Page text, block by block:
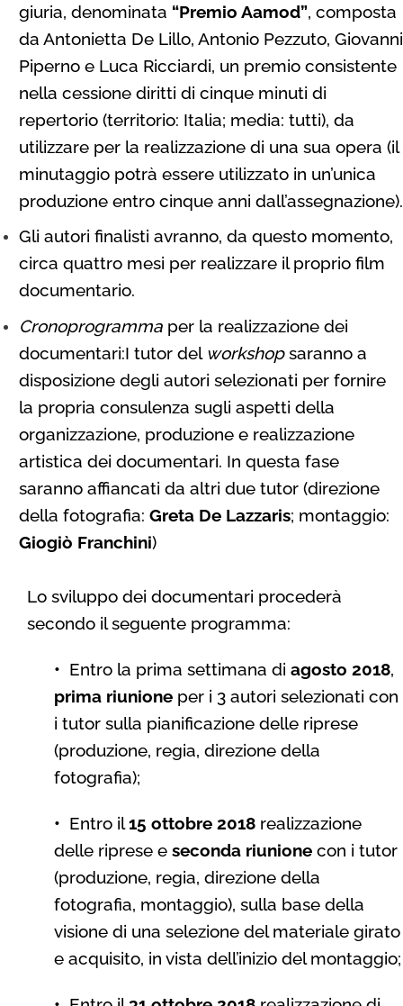
giuria, denominata “Premio Aamod”, composta
da Antonietta De Lillo, Antonio Pezzuto, Giovanni
Piperno e Luca Ricciardi, un premio consistente
nella cessione diritti di cinque minuti di
repertorio (territorio: Italia; media: tutti), da
utilizzare per la realizzazione di una sua opera (il
minutaggio potrà essere utilizzato in un’unica
produzione entro cinque anni dall’assegnazione).
Gli autori finalisti avranno, da questo momento,
circa quattro mesi per realizzare il proprio film
documentario.
Cronoprogrammaper la realizzazione dei
documentari:I tutor del workshopsaranno a
disposizione degli autori selezionati per fornire
la propria consulenza sugli aspetti della
organizzazione, produzione e realizzazione
artistica dei documentari. In questa fase
saranno affiancati da altri due tutor (direzione
della fotografia: Greta De Lazzaris; montaggio:
Giogiò Franchini)
Lo sviluppo dei documentari procederà
secondo il seguente programma:
• Entro la prima settimana di agosto 2018,
prima riunione per i 3 autori selezionati con
i tutor sulla pianificazione delle riprese
(produzione, regia, direzione della
fotografia);
• Entro il15 ottobre 2018 realizzazione
delle riprese e seconda riunione con i tutor
(produzione, regia, direzione della
fotografia, montaggio), sulla base della
visione di una selezione del materiale girato
e acquisito, in vista dell’inizio del montaggio;